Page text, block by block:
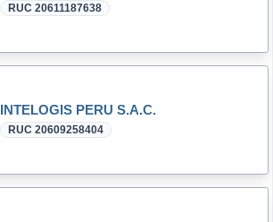
RUC 20611187638
INTELOGIS PERU S.A.C.
RUC 20609258404